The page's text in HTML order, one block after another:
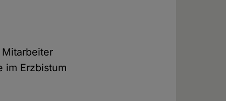
im Erzbistum